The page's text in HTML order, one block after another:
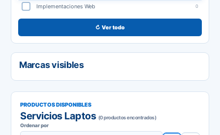
Implementaciones Web 0
↻ Ver todo
Marcas visibles
PRODUCTOS DISPONIBLES
Servicios Laptos (0 productos encontrados)
Ordenar por